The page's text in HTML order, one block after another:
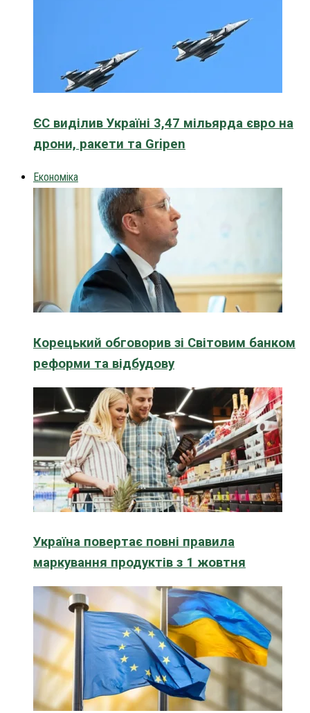
ЄС виділив Україні 3,47 мільярда євро на
дрони, ракети та Gripen
Економіка
Корецький обговорив зі Світовим банком
реформи та відбудову
Україна повертає повні правила
маркування продуктів з 1 жовтня